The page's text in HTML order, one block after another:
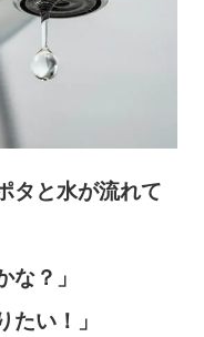
タと水が流れて
な？」
たい！」